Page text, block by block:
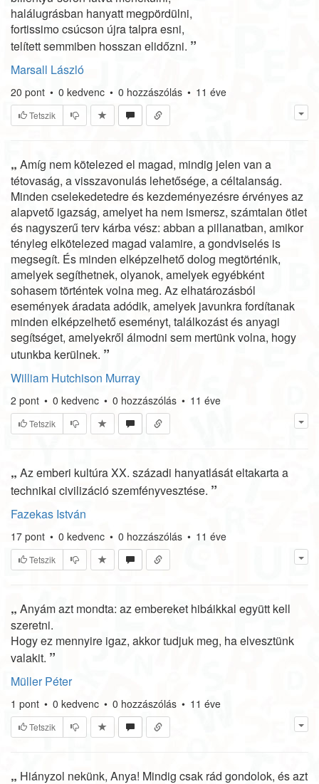
halálugrásban hanyatt megpördülni,
fortissimo csúcson újra talpra esni,
telített semmiben hosszan elidőzni. ”
Marsall László
20 pont • 0 kedvenc • 0 hozzászólás • 11 éve
Tetszik
„ Amíg nem kötelezed el magad, mindig jelen van a
tétovaság, a visszavonulás lehetősége, a céltalanság.
Minden cselekedetedre és kezdeményezésre érvényes az
alapvető igazság, amelyet ha nem ismersz, számtalan ötlet
és nagyszerű terv kárba vész: abban a pillanatban, amikor
tényleg elkötelezed magad valamire, a gondviselés is
megsegít. És minden elképzelhető dolog megtörténik,
amelyek segíthetnek, olyanok, amelyek egyébként
sohasem történtek volna meg. Az elhatározásból
események áradata adódik, amelyek javunkra fordítanak
minden elképzelhető eseményt, találkozást és anyagi
segítséget, amelyekről álmodni sem mertünk volna, hogy
utunkba kerülnek. ”
William Hutchison Murray
2 pont • 0 kedvenc • 0 hozzászólás • 11 éve
Tetszik
„ Az emberi kultúra XX. századi hanyatlását eltakarta a
technikai civilizáció szemfényvesztése. ”
Fazekas István
17 pont • 0 kedvenc • 0 hozzászólás • 11 éve
Tetszik
„ Anyám azt mondta: az embereket hibáikkal együtt kell
szeretni.
Hogy ez mennyire igaz, akkor tudjuk meg, ha elvesztünk
valakit. ”
Müller Péter
1 pont • 0 kedvenc • 0 hozzászólás • 11 éve
Tetszik
„ Hiányzol nekünk, Anya! Mindig csak rád gondolok, és azt